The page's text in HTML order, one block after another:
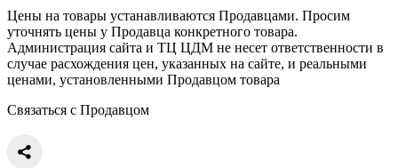
Цены на товары устанавливаются Продавцами. Просим
уточнять цены у Продавца конкретного товара.
Администрация сайта и ТЦ ЦДМ не несет ответственности в
случае расхождения цен, указанных на сайте, и реальными
ценами, установленными Продавцом товара
Связаться с Продавцом